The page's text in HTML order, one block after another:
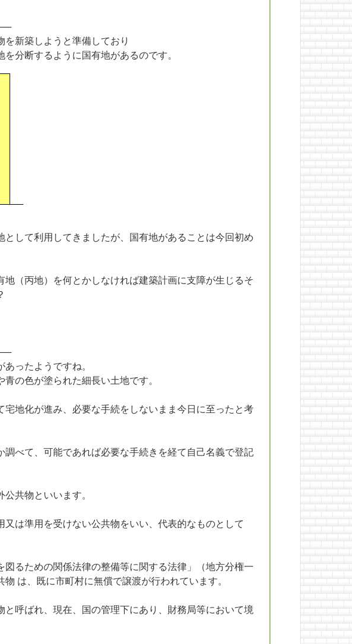
新築しようと準備しており
分断するように国有地があるのです。
して利用してきましたが、国有地があることは今回初め
（丙地）を何とかしなければ建築計画に支障が生じるそ
ったようですね。
の色が塗られた細長い土地です。
地化が進み、必要な手続をしないまま今日に至ったと考
べて、可能であれば必要な手続きを経て自己名義で登記
共物といいます。
は準用を受けない公共物をいい、代表的なものとして
るための関係法律の整備等に関する法律」（地方分権一
は、既に市町村に無償で譲渡が行われています。
呼ばれ、現在、国の管理下にあり、財務局等において境